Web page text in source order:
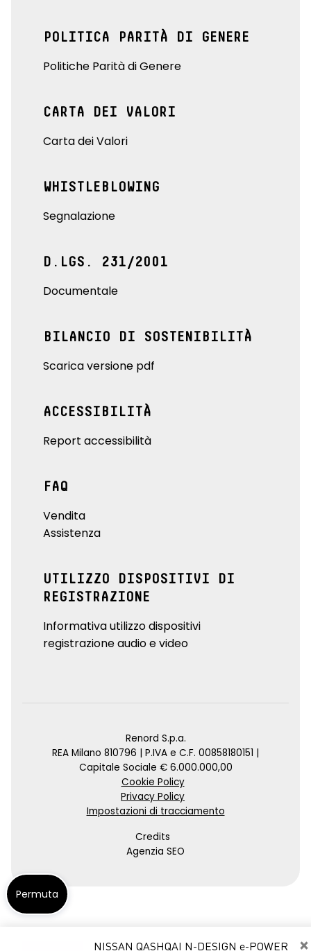
×
NISSAN QASHQAI N-DESIGN e-POWER
POLITICA PARITÀ DI GENERE
Politiche Parità di Genere
CARTA DEI VALORI
Carta dei Valori
WHISTLEBLOWING
Segnalazione
D.LGS. 231/2001
Documentale
BILANCIO DI SOSTENIBILITÀ
Scarica versione pdf
ACCESSIBILITÀ
Report accessibilità
FAQ
Vendita
Assistenza
UTILIZZO DISPOSITIVI DI
REGISTRAZIONE
Informativa utilizzo dispositivi
registrazione audio e video
Renord S.p.a.
REA Milano 810796 | P.IVA e C.F. 00858180151 |
Capitale Sociale € 6.000.000,00
Cookie Policy
Privacy Policy
Impostazioni di tracciamento
Credits
Agenzia SEO
Permuta